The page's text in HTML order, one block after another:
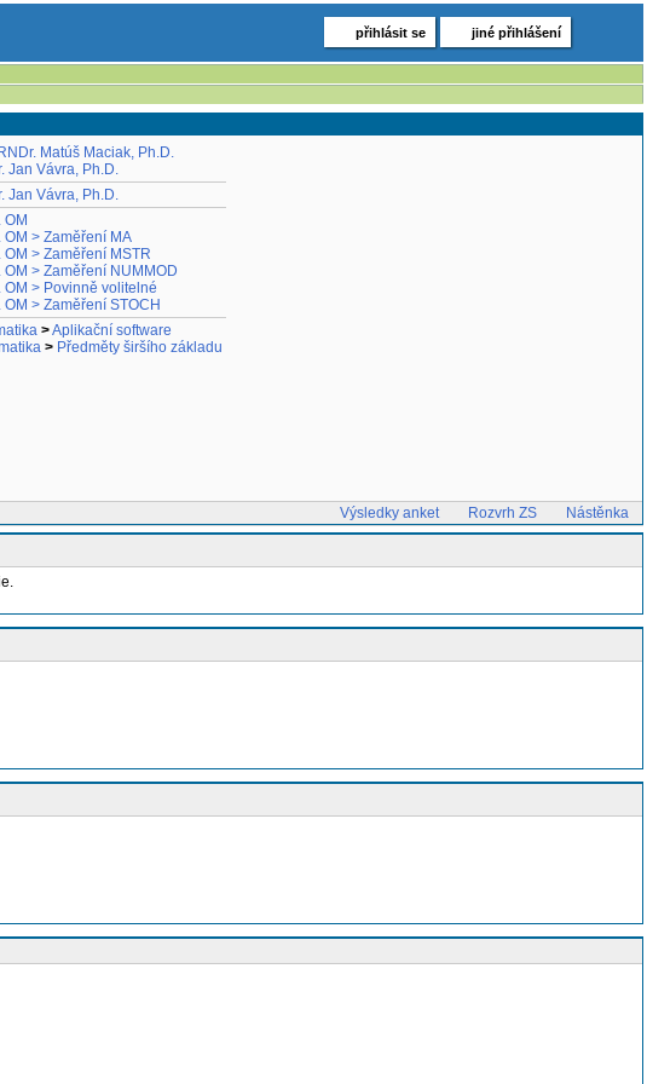
přihlásit se jiné přihlášení
Matúš Maciak, Ph.D.
Jan Vávra, Ph.D.
Jan Vávra, Ph.D.
OM
OM > Zaměření MA
OM > Zaměření MSTR
OM > Zaměření NUMMOD
OM > Povinně volitelné
OM > Zaměření STOCH
>Aplikační software
> Předměty širšího základu
Výsledky anket Rozvrh ZS Nástěnka